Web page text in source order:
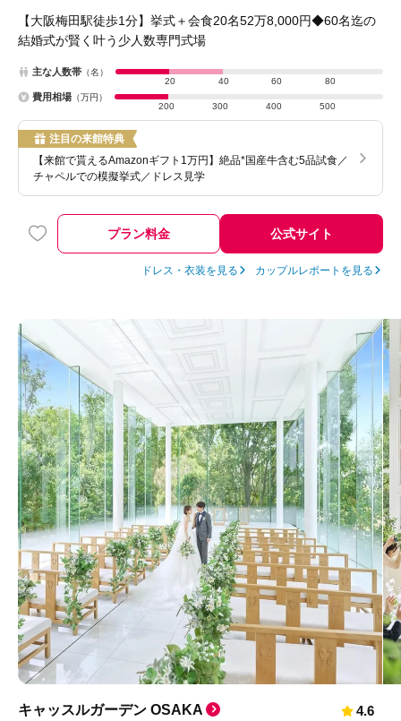
【大阪梅田駅徒歩1分】挙式＋会食20名52万8,000円◆60名迄の
結婚式が賢く叶う少人数専門式場
主な人数帯 （名）
20
40 60 80
費用相場 （万円）
200
300 400 500
注目の来館特典
【来館で貰えるAmazonギフト1万円】絶品*国産牛含む5品試食／
チャペルでの模擬挙式／ドレス見学
プラン料金 公式サイト
ドレス・衣装を見る カップルレポートを見る
キャッスルガーデン OSAKA 4.6